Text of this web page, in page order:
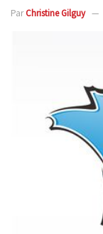
ParChristine Gilguy